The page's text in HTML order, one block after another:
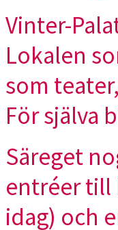
Vinter-
Lokalen
som
För själva
Säreget
entréer till
idag) och